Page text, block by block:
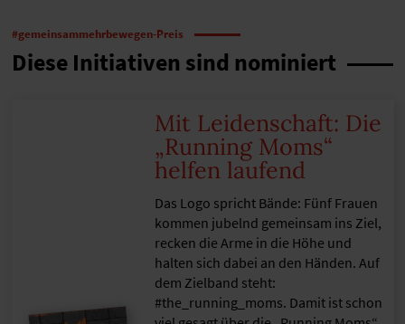
#gemeinsammehrbewegen-Preis
Diese Initiativen sind nominiert
Mit Leidenschaft: Die
„Running Moms“
helfen laufend
Das Logo spricht Bände: Fünf Frauen
kommen jubelnd gemeinsam ins Ziel,
recken die Arme in die Höhe und
halten sich dabei an den Händen. Auf
dem Zielband steht:
#the_running_moms. Damit ist schon